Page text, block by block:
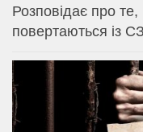
Розповідає про
повертаються із